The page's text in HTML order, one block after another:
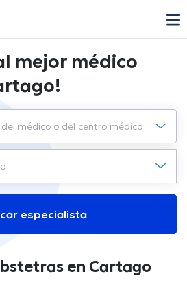
mejor médico
especialista
en Cartago